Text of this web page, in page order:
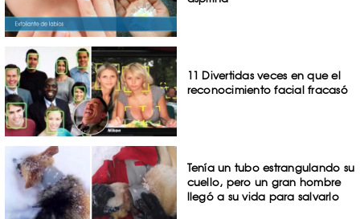
11 Divertidas veces en que el
reconocimiento facial fracasó
Tenía un tubo estrangulando su
cuello, pero un gran hombre
llegó a su vida para salvarlo